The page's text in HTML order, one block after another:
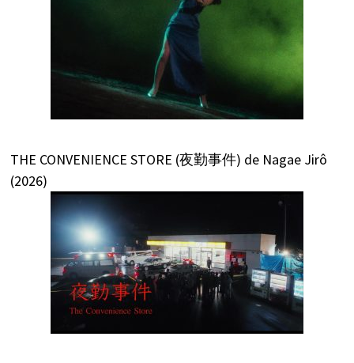
THE CONVENIENCE STORE (夜勤事件) de Nagae Jirô
(2026)